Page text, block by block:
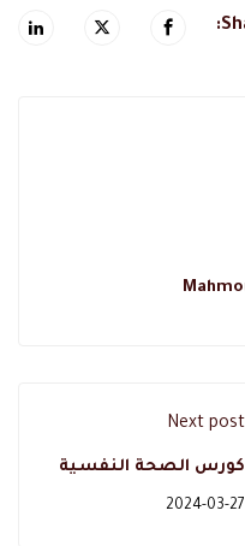
Next post
كورس الصحة النفسية
2024-03-27